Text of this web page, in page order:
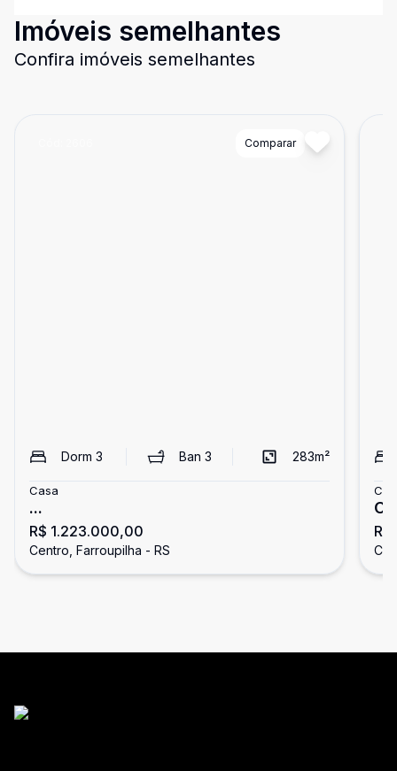
Imóveis semelhantes
Confira imóveis semelhantes
Comparar
Dorm 3 Ban3 283m²
Casa
...
R$ 1.223.000,00
Centro, Farroupilha - RS